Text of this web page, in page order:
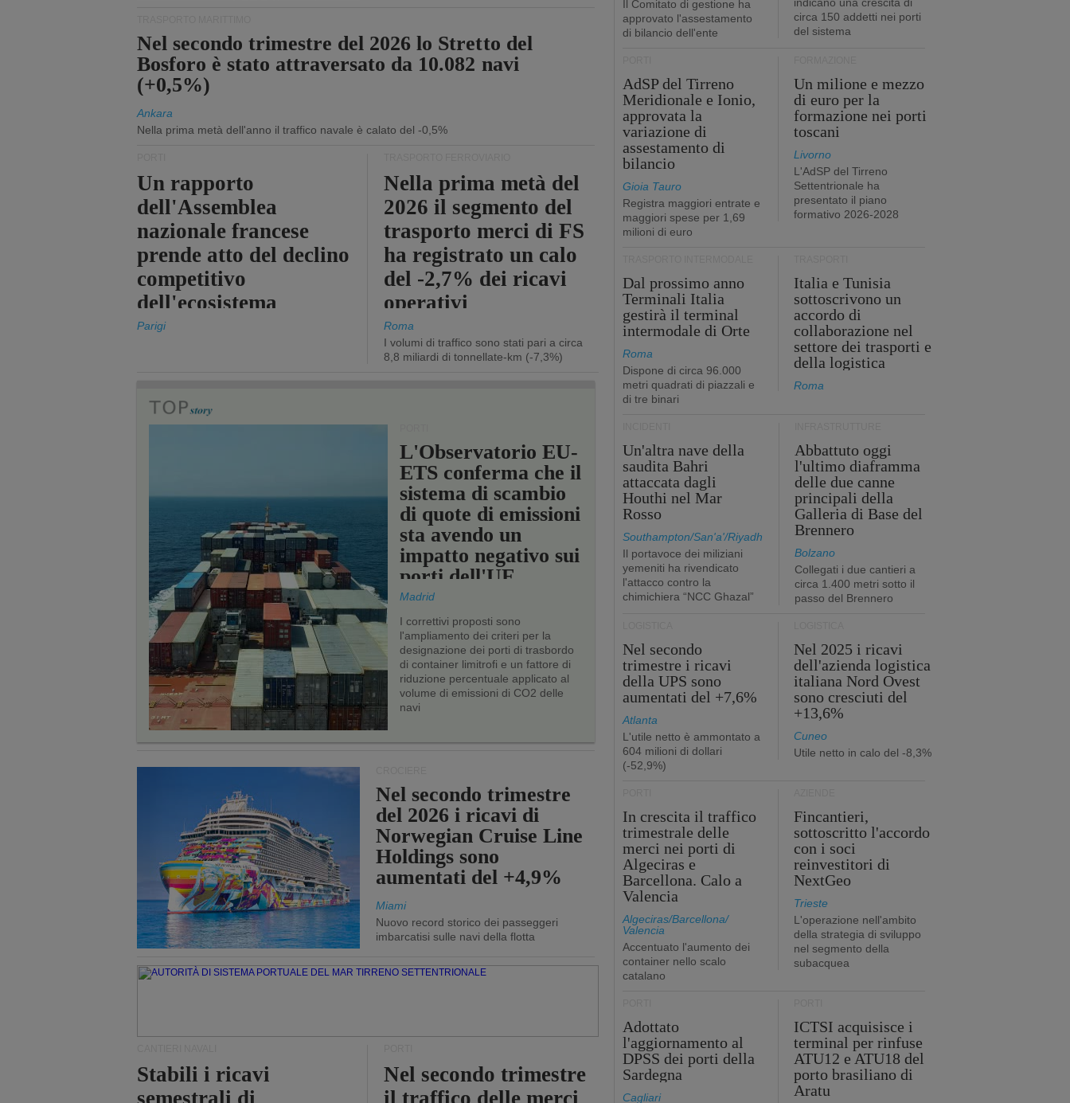
Nel secondo trimestre del 2026 lo Stretto del
Bosforo è stato attraversato da 10.082 navi
(+0,5%)
Ankara
Nella prima metà dell'anno il traffico navale è calato del -0,5%
Un rapporto
dell'Assemblea
nazionale francese
prende atto del declino
competitivo
dell'ecosistema
portuale statale
Parigi
Nella prima metà del
2026 il segmento del
trasporto merci di FS
ha registrato un calo
del -2,7% dei ricavi
operativi
Roma
I volumi di traffico sono stati pari a circa
8,8 miliardi di tonnellate-km (-7,3%)
L'Observatorio EU-
ETS conferma che il
sistema di scambio
di quote di emissioni
sta avendo un
impatto negativo sui
porti dell'UE
Madrid
I correttivi proposti sono
l'ampliamento dei criteri per la
designazione dei porti di trasbordo
di container limitrofi e un fattore di
riduzione percentuale applicato al
volume di emissioni di CO2 delle
navi
Nel secondo trimestre
del 2026 i ricavi di
Norwegian Cruise Line
Holdings sono
aumentati del +4,9%
Miami
Nuovo record storico dei passeggeri
imbarcatisi sulle navi della flotta
Stabili i ricavi
semestrali di
Nel secondo trimestre
il traffico delle merci
Il Comitato di gestione ha
approvato l'assestamento
di bilancio dell'ente
circa 150 addetti nei porti
del sistema
AdSP del Tirreno
Meridionale e Ionio,
approvata la
variazione di
assestamento di
bilancio
Gioia Tauro
Registra maggiori entrate e
maggiori spese per 1,69
milioni di euro
Un milione e mezzo
di euro per la
formazione nei porti
toscani
Livorno
L'AdSP del Tirreno
Settentrionale ha
presentato il piano
formativo 2026-2028
Dal prossimo anno
Terminali Italia
gestirà il terminal
intermodale di Orte
Roma
Dispone di circa 96.000
metri quadrati di piazzali e
di tre binari
Italia e Tunisia
sottoscrivono un
accordo di
collaborazione nel
settore dei trasporti e
della logistica
Roma
Un'altra nave della
saudita Bahri
attaccata dagli
Houthi nel Mar
Rosso
Southampton/San'a'/Riyadh
Il portavoce dei miliziani
yemeniti ha rivendicato
l'attacco contro la
chimichiera “NCC Ghazal”
Abbattuto oggi
l'ultimo diaframma
delle due canne
principali della
Galleria di Base del
Brennero
Bolzano
Collegati i due cantieri a
circa 1.400 metri sotto il
passo del Brennero
Nel secondo
trimestre i ricavi
della UPS sono
aumentati del +7,6%
Atlanta
L'utile netto è ammontato a
604 milioni di dollari
(-52,9%)
Nel 2025 i ricavi
dell'azienda logistica
italiana Nord Ovest
sono cresciuti del
+13,6%
Cuneo
Utile netto in calo del -8,3%
In crescita il traffico
trimestrale delle
merci nei porti di
Algeciras e
Barcellona. Calo a
Valencia
Algeciras/Barcellona/
Valencia
Accentuato l'aumento dei
container nello scalo
catalano
Fincantieri,
sottoscritto l'accordo
con i soci
reinvestitori di
NextGeo
Trieste
L'operazione nell'ambito
della strategia di sviluppo
nel segmento della
subacquea
Adottato
l'aggiornamento al
DPSS dei porti della
Sardegna
Cagliari
ICTSI acquisisce i
terminal per rinfuse
ATU12 e ATU18 del
porto brasiliano di
Aratu